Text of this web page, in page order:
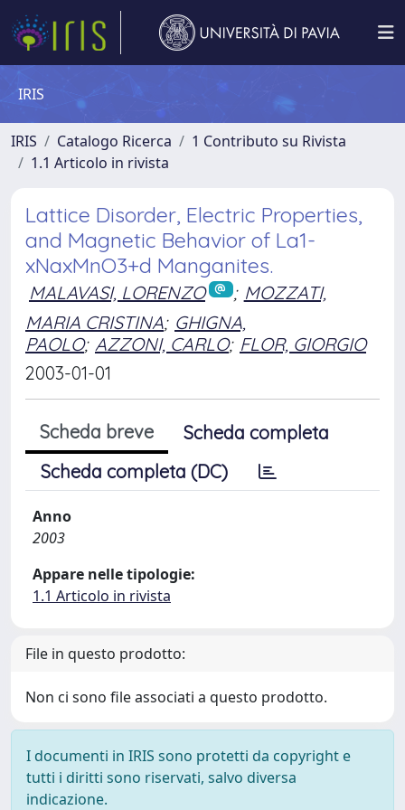
IRIS
IRIS Catalogo Ricerca
1 Contributo su Rivista
1.1 Articolo in rivista
Lattice Disorder, Electric Properties,
and Magnetic Behavior of La1-
xNaxMnO3+d Manganites.
MALAVASI, LORENZO ; MOZZATI,
MARIA CRISTINA; GHIGNA,
PAOLO; AZZONI, CARLO; FLOR, GIORGIO
2003-01-01
Scheda breve
Scheda completa
Scheda completa (DC)
Anno
2003
Appare nelle tipologie:
1.1 Articolo in rivista
File in questo prodotto:
Non ci sono file associati a questo prodotto.
I documenti in IRIS sono protetti da copyright e
tutti i diritti sono riservati, salvo diversa
indicazione.